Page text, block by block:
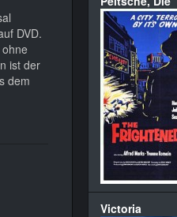
DVD.
ist der
dem
Victoria